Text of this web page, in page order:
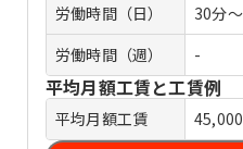
労働時間（日）
30分～
労働時間（週）
-
平均月額工賃と工賃例
平均月額工賃